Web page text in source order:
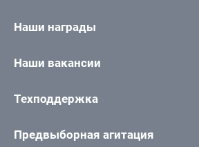
Наши награды
Наши вакансии
Техподдержка
Предвыборная агитация